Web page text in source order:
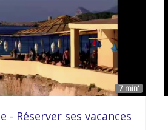
7 min'
- Réserver ses vacances